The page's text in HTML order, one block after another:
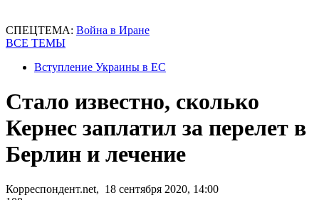
СПЕЦТЕМА: Война в Иране
ВСЕ ТЕМЫ
Вступление Украины в ЕС
Стало известно, сколько
Кернес заплатил за перелет в
Берлин и лечение
Корреспондент.net, 18 сентября 2020, 14:00